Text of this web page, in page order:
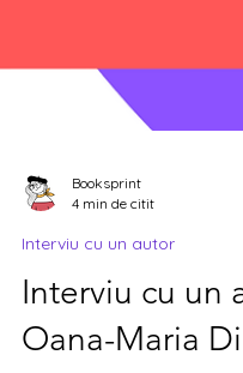
Booksprint
4 min de citit